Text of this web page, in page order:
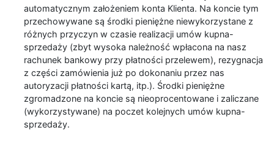
automatycznym założeniem konta Klienta. Na koncie tym
przechowywane są środki pieniężne niewykorzystane z
różnych przyczyn w czasie realizacji umów kupna-
sprzedaży (zbyt wysoka należność wpłacona na nasz
rachunek bankowy przy płatności przelewem), rezygnacja
z części zamówienia już po dokonaniu przez nas
autoryzacji płatności kartą, itp.). Środki pieniężne
zgromadzone na koncie są nieoprocentowane i zaliczane
(wykorzystywane) na poczet kolejnych umów kupna-
sprzedaży.